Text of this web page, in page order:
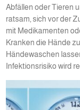
Abfällen oder Tieren
ratsam, sich vor der
mit Medikamenten
Kranken die Hände
Händewaschen
Infektionsrisiko wird